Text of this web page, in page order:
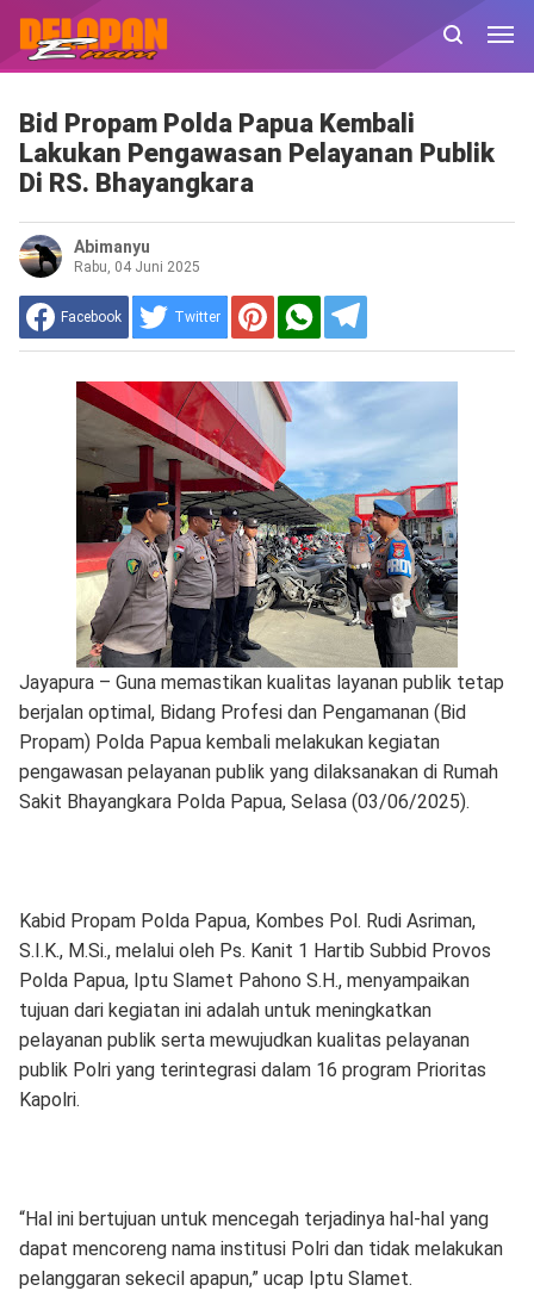
Bid Propam Polda Papua Kembali
Lakukan Pengawasan Pelayanan Publik
Di RS. Bhayangkara
Abimanyu
Rabu, 04 Juni 2025
Facebook Twitter
Jayapura – Guna memastikan kualitas layanan publik tetap
berjalan optimal, Bidang Profesi dan Pengamanan (Bid
Propam) Polda Papua kembali melakukan kegiatan
pengawasan pelayanan publik yang dilaksanakan di Rumah
Sakit Bhayangkara Polda Papua, Selasa (03/06/2025).
Kabid Propam Polda Papua, Kombes Pol. Rudi Asriman,
S.I.K., M.Si., melalui oleh Ps. Kanit 1 Hartib Subbid Provos
Polda Papua, Iptu Slamet Pahono S.H., menyampaikan
tujuan dari kegiatan ini adalah untuk meningkatkan
pelayanan publik serta mewujudkan kualitas pelayanan
publik Polri yang terintegrasi dalam 16 program Prioritas
Kapolri.
“Hal ini bertujuan untuk mencegah terjadinya hal-hal yang
dapat mencoreng nama institusi Polri dan tidak melakukan
pelanggaran sekecil apapun,” ucap Iptu Slamet.